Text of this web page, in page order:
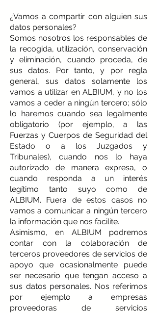
¿Vamos a compartir con alguien sus
datos personales?
Somos nosotros los responsables de
la recogida, utilización, conservación
y eliminación, cuando proceda, de
sus datos. Por tanto, y por regla
general, sus datos solamente los
vamos a utilizar en ALBIUM, y no los
vamos a ceder a ningún tercero; sólo
lo haremos cuando sea legalmente
obligatorio (por ejemplo, a las
Fuerzas y Cuerpos de Seguridad del
Estado o a los Juzgados y
Tribunales), cuando nos lo haya
autorizado de manera expresa, o
cuando responda a un interés
legítimo tanto suyo como de
ALBIUM. Fuera de estos casos no
vamos a comunicar a ningún tercero
la información que nos facilite.
Asimismo, en ALBIUM podremos
contar con la colaboración de
terceros proveedores de servicios de
apoyo que ocasionalmente puede
ser necesario que tengan acceso a
sus datos personales. Nos referimos
por ejemplo a empresas
proveedoras de servicios